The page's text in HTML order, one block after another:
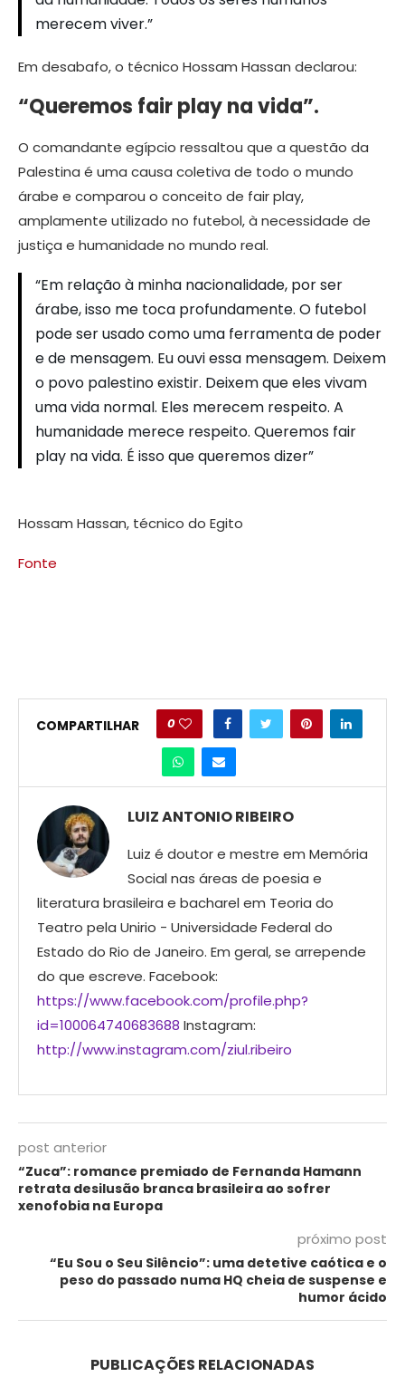
merecem viver.”
Em desabafo, o técnico Hossam Hassan declarou:
“Queremos fair play na vida”.
O comandante egípcio ressaltou que a questão da
Palestina é uma causa coletiva de todo o mundo
árabe e comparou o conceito de fair play,
amplamente utilizado no futebol, à necessidade de
justiça e humanidade no mundo real.
“Em relação à minha nacionalidade, por ser
árabe, isso me toca profundamente. O futebol
pode ser usado como uma ferramenta de poder
e de mensagem. Eu ouvi essa mensagem. Deixem
o povo palestino existir. Deixem que eles vivam
uma vida normal. Eles merecem respeito. A
humanidade merece respeito. Queremos fair
play na vida. É isso que queremos dizer”
Hossam Hassan, técnico do Egito
Fonte
COMPARTILHAR 0
LUIZ ANTONIO RIBEIRO
Luiz é doutor e mestre em Memória
Social nas áreas de poesia e
literatura brasileira e bacharel em Teoria do
Teatro pela Unirio - Universidade Federal do
Estado do Rio de Janeiro. Em geral, se arrepende
do que escreve. Facebook:
https://www.facebook.com/profile.php?
id=100064740683688 Instagram:
http://www.instagram.com/ziul.ribeiro
post anterior
“Zuca”: romance premiado de Fernanda Hamann
retrata desilusão branca brasileira ao sofrer
xenofobia na Europa
próximo post
“Eu Sou o Seu Silêncio”: uma detetive caótica e o
peso do passado numa HQ cheia de suspense e
humor ácido
PUBLICAÇÕES RELACIONADAS